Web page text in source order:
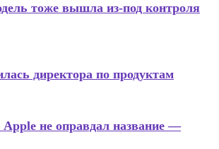
тоже вышла из-под контроля
директора по продуктам
Apple не оправдал название —